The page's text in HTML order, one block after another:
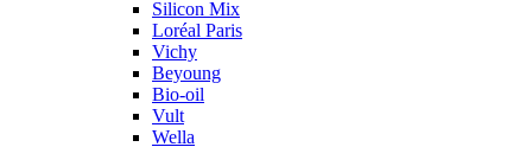
Silicon Mix
Loréal Paris
Vichy
Beyoung
Bio-oil
Vult
Wella